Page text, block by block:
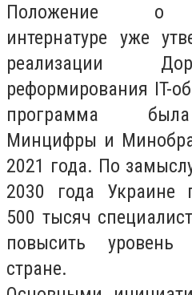
Положение о
интернатуре уже
реализации
реформирования IT-
программа
Минцифры и
2021 года. По
2030 года Украине
500 тысяч
повысить уровень
стране.